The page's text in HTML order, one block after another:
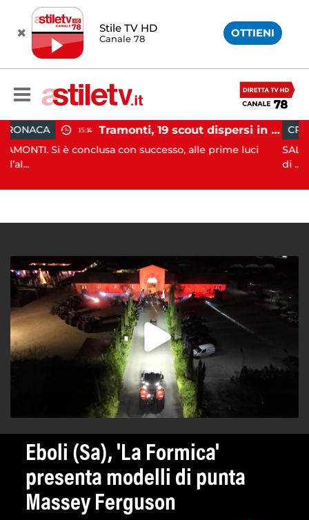
Stile TV HD
Canale 78 OTTIENI
15:14 Tramonti, 19 scout dispersi in montagna salvati dai vigili del fuoco
conclusa con successo, alle prime luci
CRONACA 12:41
SALA CONSILINA.
Eboli (Sa), 'La Formica'
presenta modelli di punta
Massey Ferguson